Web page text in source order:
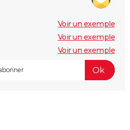
Voir un exemple
Voir un exemple
Voir un exemple